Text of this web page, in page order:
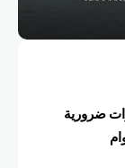
الصيف؟ 7 خطوات ضرورية